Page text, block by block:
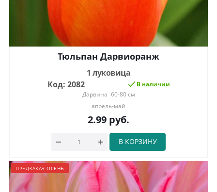
Тюльпан Дарвиоранж
1 луковица
Код: 2082
В наличии
Дарвина 60-80 см
апрель-май
2.99 руб.
В КОРЗИНУ
ПРЕДЗАКАЗ ОСЕНЬ